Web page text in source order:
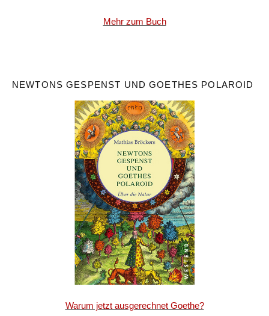
Mehr zum Buch
NEWTONS GESPENST UND GOETHES POLAROID
Warum jetzt ausgerechnet Goethe?